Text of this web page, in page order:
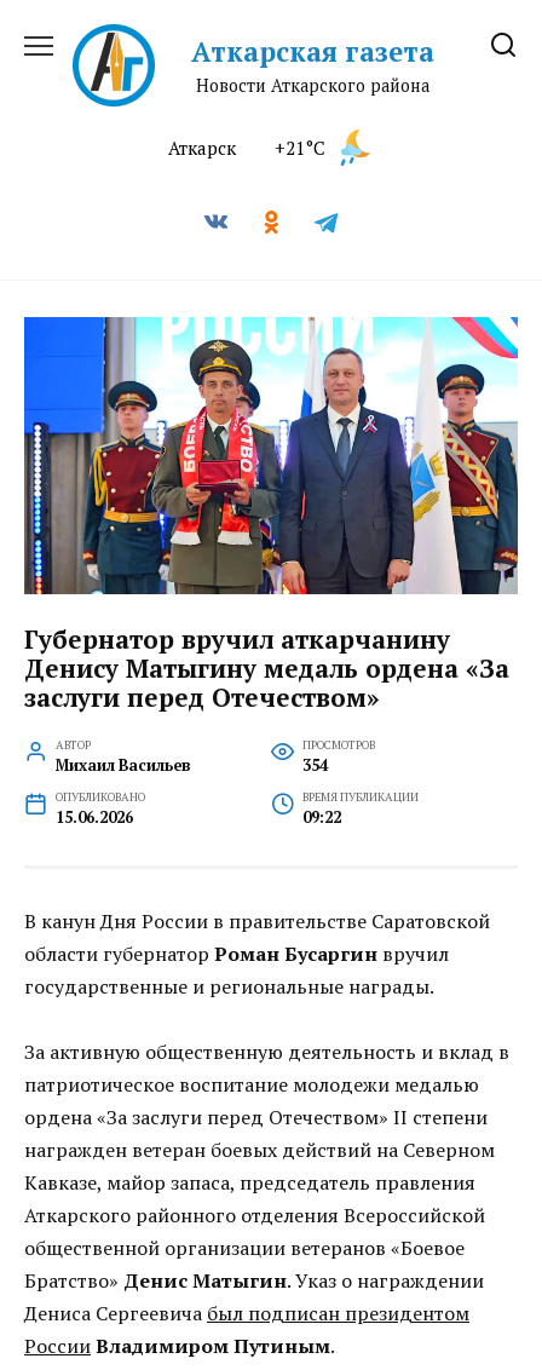
содержанию
Аткарская газета
Новости Аткарского района
Аткарск +21°C
Губернатор вручил аткарчанину
Денису Матыгину медаль ордена «За
заслуги перед Отечеством»
АВТОР
Михаил Васильев
ПРОСМОТРОВ
354
ОПУБЛИКОВАНО
15.06.2026
ВРЕМЯ ПУБЛИКАЦИИ
09:22
В канун Дня России в правительстве Саратовской
области губернатор Роман Бусаргин вручил
государственные и региональные награды.
За активную общественную деятельность и вклад в
патриотическое воспитание молодежи медалью
ордена «За заслуги перед Отечеством» II степени
награжден ветеран боевых действий на Северном
Кавказе, майор запаса, председатель правления
Аткарского районного отделения Всероссийской
общественной организации ветеранов «Боевое
Братство» Денис Матыгин. Указ о награждении
Дениса Сергеевича был подписан президентом
РоссииВладимиром Путиным.